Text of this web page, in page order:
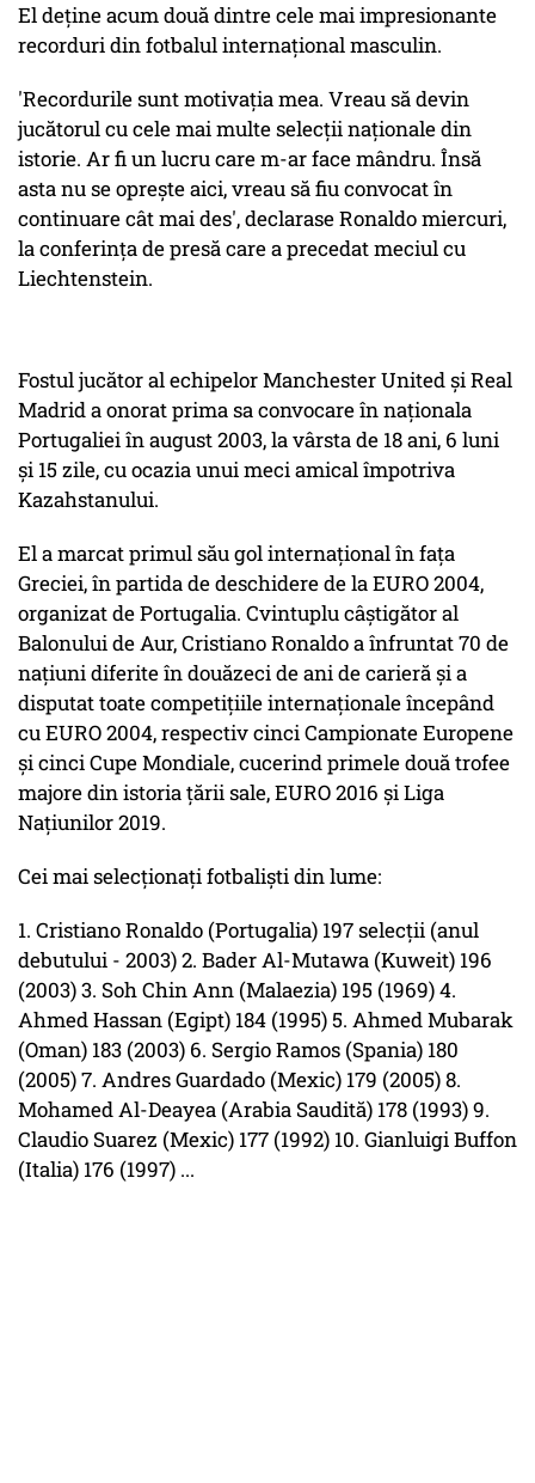
El deţine acum două dintre cele mai impresionante
recorduri din fotbalul internaţional masculin.
'Recordurile sunt motivaţia mea. Vreau să devin
jucătorul cu cele mai multe selecţii naţionale din
istorie. Ar fi un lucru care m-ar face mândru. Însă
asta nu se opreşte aici, vreau să fiu convocat în
continuare cât mai des', declarase Ronaldo miercuri,
la conferinţa de presă care a precedat meciul cu
Liechtenstein.
Fostul jucător al echipelor Manchester United şi Real
Madrid a onorat prima sa convocare în naţionala
Portugaliei în august 2003, la vârsta de 18 ani, 6 luni
şi 15 zile, cu ocazia unui meci amical împotriva
Kazahstanului.
El a marcat primul său gol internaţional în faţa
Greciei, în partida de deschidere de la EURO 2004,
organizat de Portugalia. Cvintuplu câştigător al
Balonului de Aur, Cristiano Ronaldo a înfruntat 70 de
naţiuni diferite în douăzeci de ani de carieră şi a
disputat toate competiţiile internaţionale începând
cu EURO 2004, respectiv cinci Campionate Europene
şi cinci Cupe Mondiale, cucerind primele două trofee
majore din istoria ţării sale, EURO 2016 şi Liga
Naţiunilor 2019.
Cei mai selecţionaţi fotbalişti din lume:
1. Cristiano Ronaldo (Portugalia) 197 selecţii (anul
debutului - 2003) 2. Bader Al-Mutawa (Kuweit) 196
(2003) 3. Soh Chin Ann (Malaezia) 195 (1969) 4.
Ahmed Hassan (Egipt) 184 (1995) 5. Ahmed Mubarak
(Oman) 183 (2003) 6. Sergio Ramos (Spania) 180
(2005) 7. Andres Guardado (Mexic) 179 (2005) 8.
Mohamed Al-Deayea (Arabia Saudită) 178 (1993) 9.
Claudio Suarez (Mexic) 177 (1992) 10. Gianluigi Buffon
(Italia) 176 (1997) ...